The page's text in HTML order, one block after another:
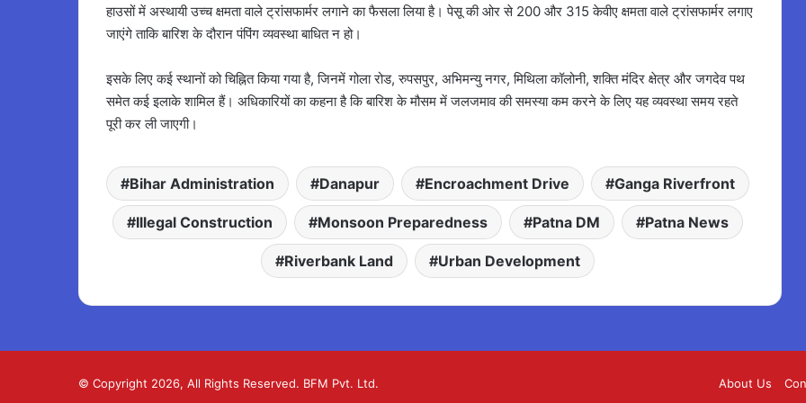
हाउसों में अस्थायी उच्च क्षमता वाले ट्रांसफार्मर लगाने का फैसला लिया है। पेसू की ओर से 200 और 315 केवीए क्षमता वाले ट्रांसफार्मर लगाए
जाएंगे ताकि बारिश के दौरान पंपिंग व्यवस्था बाधित न हो।
इसके लिए कई स्थानों को चिह्नित किया गया है, जिनमें गोला रोड, रुपसपुर, अभिमन्यु नगर, मिथिला कॉलोनी, शक्ति मंदिर क्षेत्र और जगदेव पथ
समेत कई इलाके शामिल हैं। अधिकारियों का कहना है कि बारिश के मौसम में जलजमाव की समस्या कम करने के लिए यह व्यवस्था समय रहते
पूरी कर ली जाएगी।
Bihar Administration Danapur Encroachment Drive Ganga Riverfront
Illegal Construction Monsoon Preparedness Patna DM Patna News
Riverbank Land Urban Development
© Copyright 2026, All Rights Reserved. BFM Pvt. Ltd. About Us